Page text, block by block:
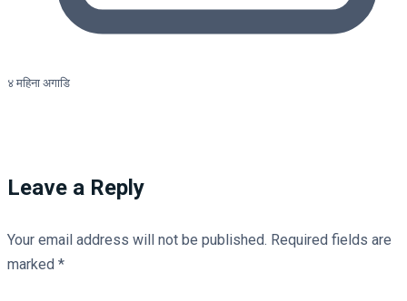
४ महिना अगाडि
Leave a Reply
Your email address will not be published. Required fields are
marked *